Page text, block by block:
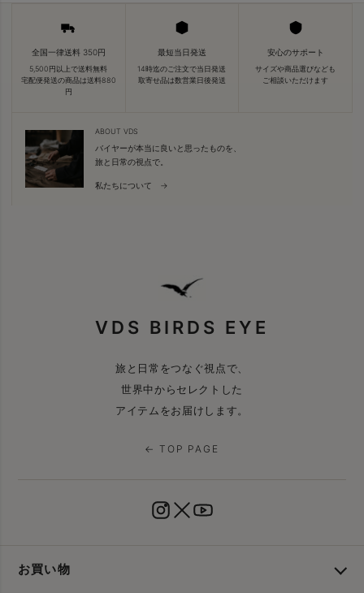
全国一律送料 350円
5,500円以上で送料無料
宅配便発送の商品は送料880
円
最短当日発送
14時迄のご注文で当日発送
取寄せ品は数営業日後発送
安心のサポート
サイズや商品選びなども
ご相談いただけます
ABOUT VDS
バイヤーが本当に良いと思ったものを、
旅と日常の視点で。
私たちについて →
VDS BIRDS EYE
旅と日常をつなぐ視点で、
世界中からセレクトした
アイテムをお届けします。
← TOP PAGE
お買い物